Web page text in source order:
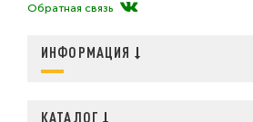
Обратная связь
ИНФОРМАЦИЯ
КАТАЛОГ